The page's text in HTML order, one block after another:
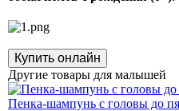
Купить онлайн
Другие товары для малышей
Пенка-шампунь с головы до